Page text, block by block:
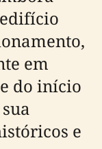
em
do início
e